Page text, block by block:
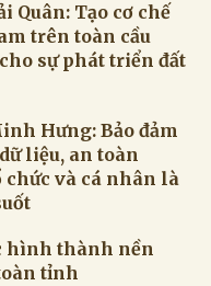
Quân: Tạo cơ chế
trên toàn cầu
sự phát triển đất
Hưng: Bảo đảm
liệu, an toàn
và cá nhân là
hình thành nền
tỉnh